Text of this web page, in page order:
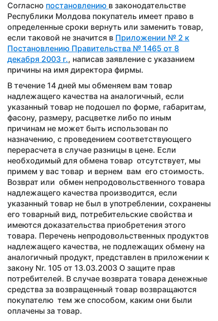
Согласно постановлению в законодательстве
Республики Молдова покупатель имеет право в
определенные сроки вернуть или заменить товар,
если таковой не значится в Приложении № 2 к
Постановлению Правительства № 1465 от 8
декабря 2003 г., написав заявление с указанием
причины на имя директора фирмы.
В течение 14 дней мы обменяем вам товар
надлежащего качества на аналогичный, если
указанный товар не подошел по форме, габаритам,
фасону, размеру, расцветке либо по иным
причинам не может быть использован по
назначению, с проведением соответствующего
перерасчета в случае разницы в цене. Если
необходимый для обмена товар отсутствует, мы
примем у вас товар и вернем вам его стоимость.
Возврат или обмен непродовольственного товара
надлежащего качества производится, если
указанный товар не был в употреблении, сохранены
его товарный вид, потребительские свойства и
имеются доказательства приобретения этого
товара. Перечень непродовольственных продуктов
надлежащего качества, не подлежащих обмену на
аналогичный продукт, представлен в приложении к
закону Nr. 105 от 13.03.2003 О защите прав
потребителей. В случае возврата товара денежные
средства за возвращенный товар возвращаются
покупателю тем же способом, каким они были
оплачены за товар.